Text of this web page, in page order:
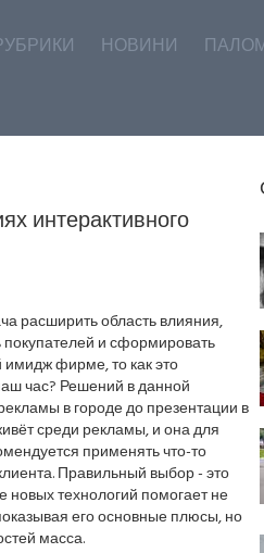
НОВИНИ
интерактивного
расширить область влияния,
покупателей и сформировать
фирме, то как это
час? Решений в данной
в городе до презентации в
среди рекламы, и она для
применять что-то
Правильный выбор - это
новых технологий помогает не
его основные плюсы, но
масса.